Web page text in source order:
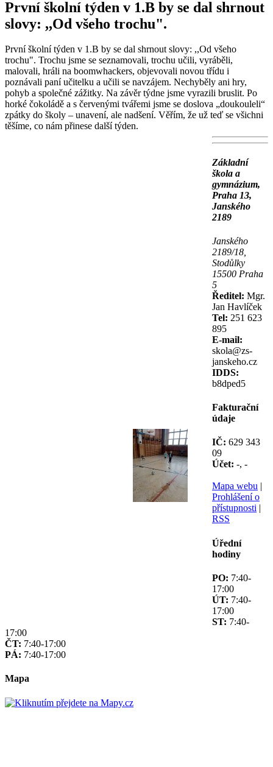
První školní týden v 1.B by se dal shrnout
slovy: ,,Od všeho trochu".
První školní týden v 1.B by se dal shrnout slovy: ,,Od všeho
trochu". Trochu jsme se seznamovali, trochu učili, vyráběli,
malovali, hráli na boomwhackers, objevovali novou třídu i
poznávali paní učitelku a učili se navzájem. Nechyběly ani hry,
pohyb a společné zážitky. Na závěr týdne jsme vyrazili bruslit. Po
horké čokoládě a s červenými tvářemi jsme se doslova „doukouleli“
zpátky do školy – unavení, ale nadšení. Věřím, že už teď se všichni
těšíme, co nám přinese další týden.
Základní
škola a
gymnázium,
Praha 13,
Janského
2189
Janského
2189/18,
Stodůlky
15500 Praha
5
Ředitel: Mgr.
Jan Havlíček
Tel: 251 623
895
E-mail:
skola@zs-
janskeho.cz
IDDS:
b8dped5
Fakturační
údaje
IČ: 629 343
09
Účet: -, -
Mapa webu
Prohlášení o
přístupnosti
RSS
Úřední
hodiny
PO: 7:40-
17:00
ÚT: 7:40-
17:00
ST: 7:40-
17:00
ČT: 7:40-17:00
PÁ: 7:40-17:00
Mapa